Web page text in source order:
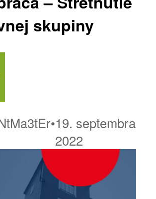
skupiny
•19. septembra
2022